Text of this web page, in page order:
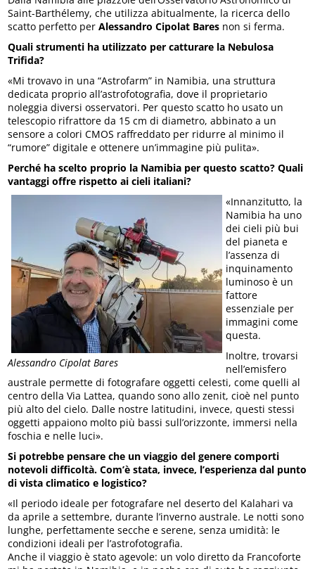
Saint-Barthélemy, che utilizza abitualmente, la ricerca dello
scatto perfetto perAlessandro Cipolat Bares non si ferma.
Quali strumenti ha utilizzato per catturare la Nebulosa
Trifida?
«Mi trovavo in una “Astrofarm” in Namibia, una struttura
dedicata proprio all’astrofotografia, dove il proprietario
noleggia diversi osservatori. Per questo scatto ho usato un
telescopio rifrattore da 15 cm di diametro, abbinato a un
sensore a colori CMOS raffreddato per ridurre al minimo il
“rumore” digitale e ottenere un’immagine più pulita».
Perché ha scelto proprio la Namibia per questo scatto? Quali
vantaggi offre rispetto ai cieli italiani?
Alessandro Cipolat Bares
«Innanzitutto, la
Namibia ha uno
dei cieli più bui
del pianeta e
l’assenza di
inquinamento
luminoso è un
fattore
essenziale per
immagini come
questa.
Inoltre, trovarsi
nell’emisfero
australe permette di fotografare oggetti celesti, come quelli al
centro della Via Lattea, quando sono allo zenit, cioè nel punto
più alto del cielo. Dalle nostre latitudini, invece, questi stessi
oggetti appaiono molto più bassi sull’orizzonte, immersi nella
foschia e nelle luci».
Si potrebbe pensare che un viaggio del genere comporti
notevoli difficoltà. Com’è stata, invece, l’esperienza dal punto
di vista climatico e logistico?
«Il periodo ideale per fotografare nel deserto del Kalahari va
da aprile a settembre, durante l’inverno australe. Le notti sono
lunghe, perfettamente secche e serene, senza umidità: le
condizioni ideali per l’astrofotografia.
Anche il viaggio è stato agevole: un volo diretto da Francoforte